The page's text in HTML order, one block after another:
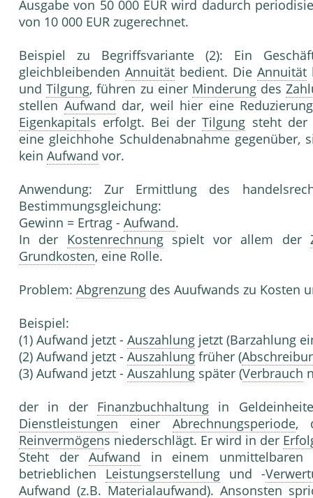
Ausgabe von 50 000 EUR wird dadurch
von 10 000 EUR zugerechnet.
Beispiel zu Begriffsvariante (2): Ein
gleichbleibenden Annuitätbedient. Die Annuität
undTilgung, führen zu einer Minderungdes
stellen Aufwand dar, weil hier eine
Eigenkapitals erfolgt. Bei derTilgung steht der
eine gleichhohe Schuldenabnahme gegenüber,
kein Aufwand vor.
Anwendung: Zur Ermittlung des
Bestimmungsgleichung:
Gewinn = Ertrag - Aufwand.
In der Kostenrechnungspielt vor allem der
Grundkosten, eine Rolle.
Problem: Abgrenzung des Auufwands zu Kosten
Beispiel:
(1) Aufwand jetzt - Auszahlung jetzt (Barzahlung
(2) Aufwand jetzt - Auszahlung früher (
(3) Aufwand jetzt - Auszahlung später (Verbrauch
der in der Finanzbuchhaltungin
Dienstleistungen einer Abrechnungsperiode,
Reinvermögens niederschlägt. Er wird in der
Steht der Aufwand in einem unmittelbaren
betrieblichen Leistungserstellung und -
Aufwand (z.B. Materialaufwand). Ansonsten